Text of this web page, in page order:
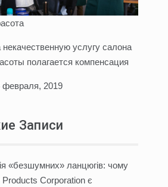
некачественную услугу салона
полагается компенсация
февраля, 2019
Записи
«безшумних» ланцюгів: чому
Corporation є